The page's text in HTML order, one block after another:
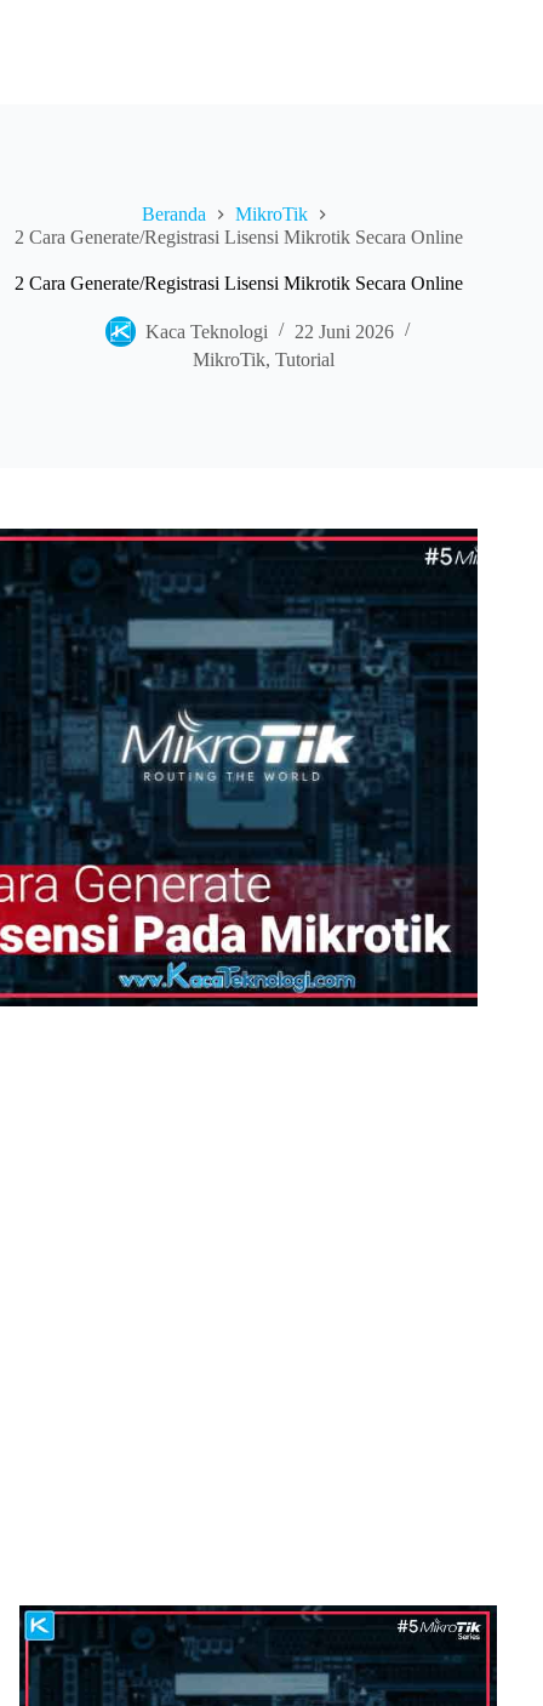
Beranda
MikroTik
2 Cara Generate/Registrasi Lisensi Mikrotik Secara Online
2 Cara Generate/Registrasi Lisensi Mikrotik Secara Online
Kaca Teknologi
22 Juni 2026
MikroTik, Tutorial